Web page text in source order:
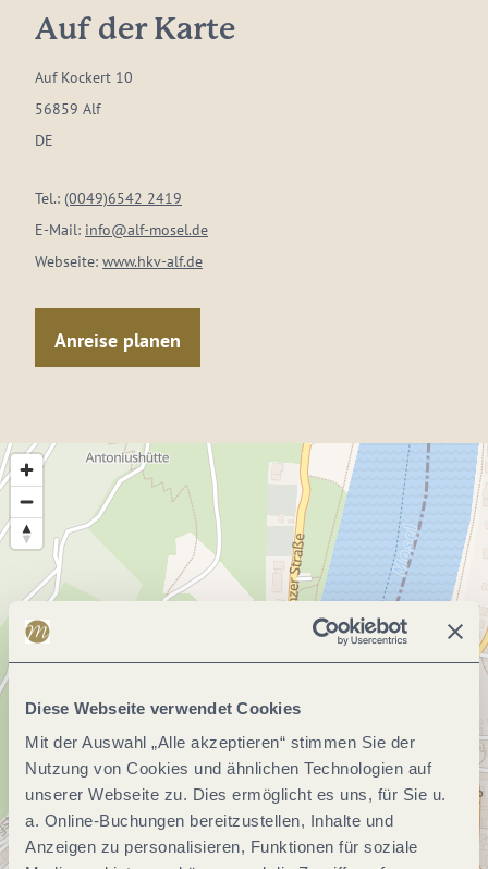
Diese Webseite verwendet Cookies
Mit der Auswahl „Alle akzeptieren“ stimmen Sie der
Nutzung von Cookies und ähnlichen Technologien auf
unserer Webseite zu. Dies ermöglicht es uns, für Sie u.
a. Online-Buchungen bereitzustellen, Inhalte und
Anzeigen zu personalisieren, Funktionen für soziale
Auf der Karte
Auf Kockert 10
56859 Alf
DE
Tel.: (0049)6542 2419
E-Mail: info@alf-mosel.de
Webseite: www.hkv-alf.de
Anreise planen